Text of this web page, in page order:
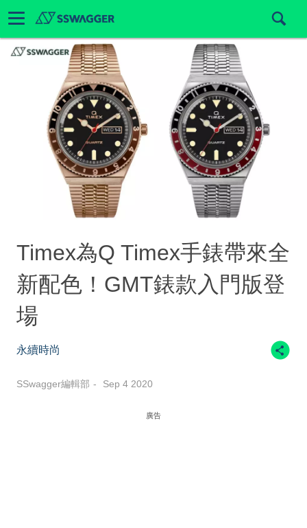
Timex為Q Timex手錶帶來全
新配色！GMT錶款入門版登
場
永續時尚
SSwagger編輯部 Sep 4 2020
廣告